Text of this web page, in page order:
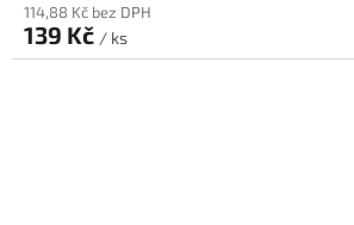
114,88 Kč bez DPH
139 Kč / ks